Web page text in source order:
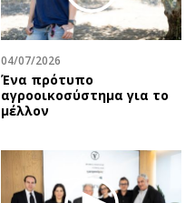
04/07/2026
Ένα πρότυπο
αγροοικοσύστημα για το
μέλλον